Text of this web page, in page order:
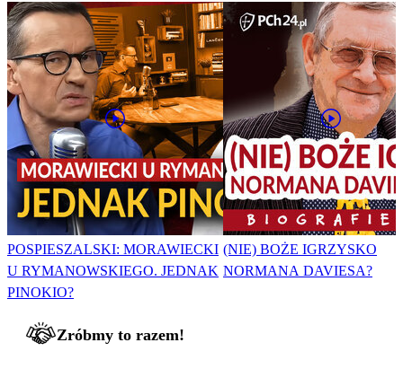
POSPIESZALSKI: MORAWIECKI
U RYMANOWSKIEGO. JEDNAK
PINOKIO?
(NIE) BOŻE IGRZYSKO
NORMANA DAVIESA?
Zróbmy to razem!